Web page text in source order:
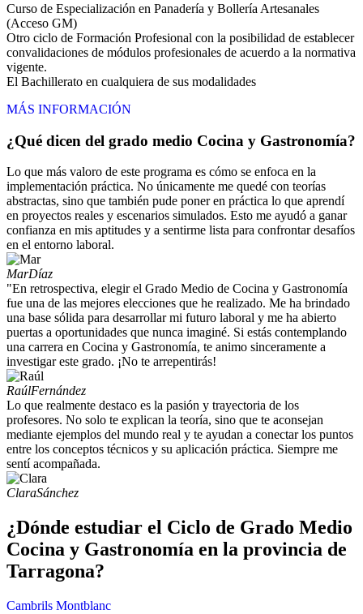
Curso de Especialización en Panadería y Bollería Artesanales
(Acceso GM)
Otro ciclo de Formación Profesional con la posibilidad de establecer
convalidaciones de módulos profesionales de acuerdo a la normativa
vigente.
El Bachillerato en cualquiera de sus modalidades
MÁS INFORMACIÓN
¿Qué dicen del grado medio Cocina y Gastronomía?
Lo que más valoro de este programa es cómo se enfoca en la
implementación práctica. No únicamente me quedé con teorías
abstractas, sino que también pude poner en práctica lo que aprendí
en proyectos reales y escenarios simulados. Esto me ayudó a ganar
confianza en mis aptitudes y a sentirme lista para confrontar desafíos
en el entorno laboral.
MarDíaz
"En retrospectiva, elegir el Grado Medio de Cocina y Gastronomía
fue una de las mejores elecciones que he realizado. Me ha brindado
una base sólida para desarrollar mi futuro laboral y me ha abierto
puertas a oportunidades que nunca imaginé. Si estás contemplando
una carrera en Cocina y Gastronomía, te animo sinceramente a
investigar este grado. ¡No te arrepentirás!
RaúlFernández
Lo que realmente destaco es la pasión y trayectoria de los
profesores. No solo te explican la teoría, sino que te aconsejan
mediante ejemplos del mundo real y te ayudan a conectar los puntos
entre los conceptos técnicos y su aplicación práctica. Siempre me
sentí acompañada.
ClaraSánchez
¿Dónde estudiar el Ciclo de Grado Medio
Cocina y Gastronomía en la provincia de
Tarragona?
Cambrils Montblanc